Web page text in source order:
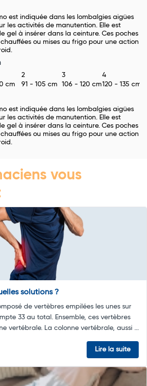
est indiquée dans les lombalgies aigües
les activités de manutention. Elle est
gel à insérer dans la ceinture. Ces poches
ou mises au frigo pour une action
2 3
4
cm 91 - 105 cm 106 - 120 cm120 - 135 cm
est indiquée dans les lombalgies aigües
les activités de manutention. Elle est
gel à insérer dans la ceinture. Ces poches
ou mises au frigo pour une action
vous
solutions ?
de vertèbres empilées les unes sur
33 au total. Ensemble, ces vertèbres
vertébrale. La colonne vertébrale, aussi ...
Lire la suite